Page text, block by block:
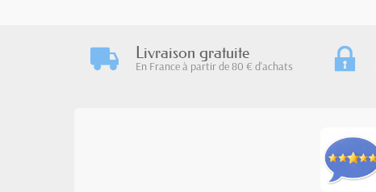
Livraison gratuite
En France à partir de 80 € d'achats